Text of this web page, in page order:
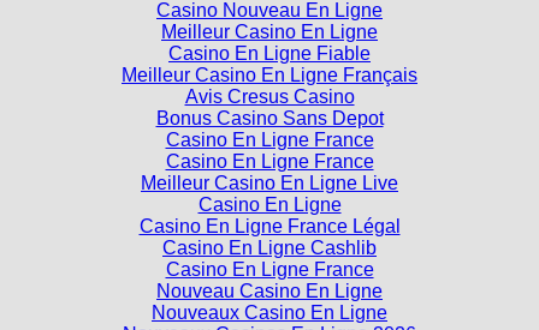
Casino Nouveau En Ligne
Meilleur Casino En Ligne
Casino En Ligne Fiable
Meilleur Casino En Ligne Français
Avis Cresus Casino
Bonus Casino Sans Depot
Casino En Ligne France
Casino En Ligne France
Meilleur Casino En Ligne Live
Casino En Ligne
Casino En Ligne France Légal
Casino En Ligne Cashlib
Casino En Ligne France
Nouveau Casino En Ligne
Nouveaux Casino En Ligne